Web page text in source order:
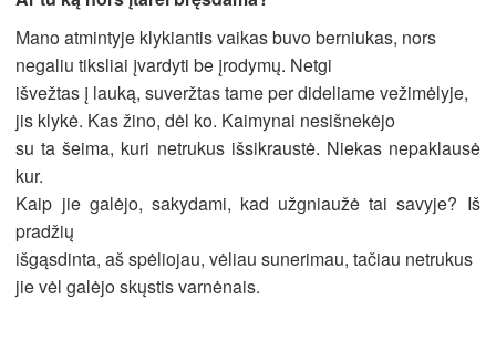
Mano atmintyje klykiantis vaikas buvo berniukas, nors
negaliu tiksliai įvardyti be įrodymų. Netgi
išvežtas į lauką, suveržtas tame per dideliame vežimėlyje,
jis klykė. Kas žino, dėl ko. Kaimynai nesišnekėjo
su ta šeima, kuri netrukus išsikraustė. Niekas nepaklausė
kur.
Kaip jie galėjo, sakydami, kad užgniaužė tai savyje? Iš
pradžių
išgąsdinta, aš spėliojau, vėliau sunerimau, tačiau netrukus
jie vėl galėjo skųstis varnėnais.